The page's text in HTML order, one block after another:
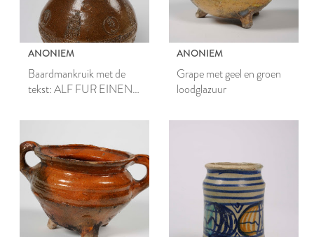
ANONIEM
Baardmankruik met de
tekst: ALF FUR EINEN
ANONIEM
Grape met geel en groen
loodglazuur